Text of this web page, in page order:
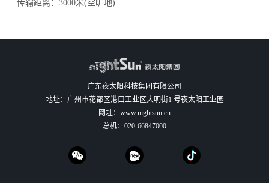
传输距离：3000米(空旷地)
广东夜太阳科技集团有限公司
地址：广州市花都区港口工业区大明街1 号夜太阳工业园
网址： www.nightsun.cn
总机： 020-66847000